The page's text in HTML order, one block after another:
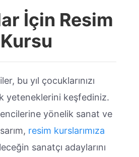
İçin Resim
Kursu
bu yıl çocuklarınızı
yeteneklerini keşfediniz.
yönelik sanat ve
resim kurslarımıza
sanatçı adaylarını